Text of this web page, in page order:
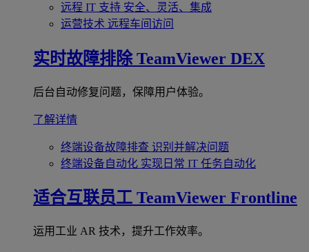
远程 IT 支持 安全、灵活、集成
运营技术 远程车间访问
实时故障排除 TeamViewer DEX
后台自动修复问题，保障用户体验。
了解详情
终端设备故障排查 识别并解决问题
终端设备自动化 实现日常 IT 任务自动化
适合互联员工 TeamViewer Frontline
运用工业 AR 技术，提升工作效率。